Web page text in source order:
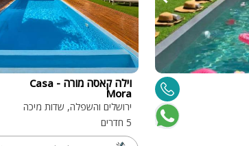
וילה קאסה מורה - Casa
Mora
ירושלים והשפלה, שדות מיכה
5 חדרים